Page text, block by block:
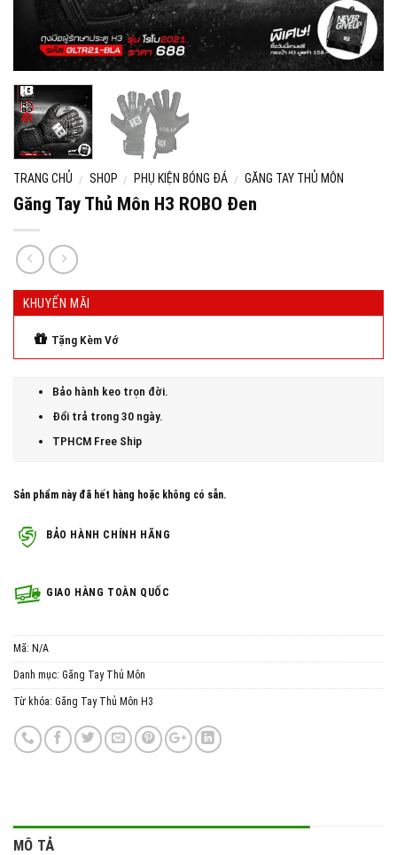
TRANG CHỦ / SHOP / PHỤ KIỆN BÓNG ĐÁ / GĂNG TAY THỦ MÔN
Găng Tay Thủ Môn H3 ROBO Đen
KHUYẾN MÃI
Tặng Kèm Vớ
Bảo hành keo trọn đời.
Đổi trả trong 30 ngày.
TPHCM Free Ship
Sản phẩm này đã hết hàng hoặc không có sẵn.
BẢO HÀNH CHÍNH HÃNG
GIAO HÀNG TOÀN QUỐC
Mã: N/A
Danh mục: Găng Tay Thủ Môn
Từ khóa: Găng Tay Thủ Môn H3
MÔ TẢ